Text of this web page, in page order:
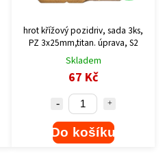
hrot křížový pozidriv, sada 3ks,
PZ 3x25mm,titan. úprava, S2
Skladem
67 Kč
Do košíku